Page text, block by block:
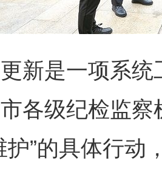
是一项系统
各级纪检监
护”的具体行动